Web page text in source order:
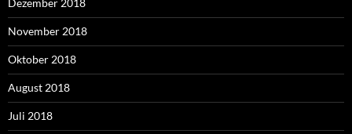
November 2018
Oktober 2018
August 2018
Juli 2018